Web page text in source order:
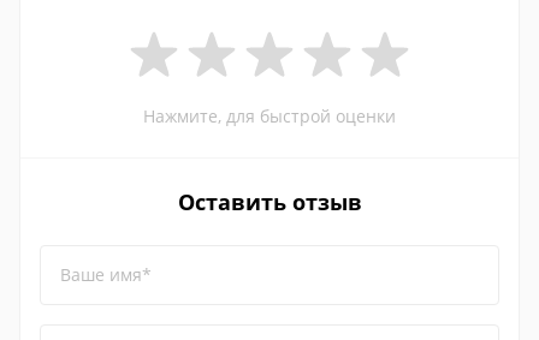
Нажмите, для быстрой оценки
Оставить отзыв
Ваше имя*